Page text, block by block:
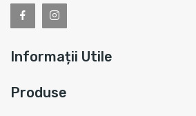
Informații Utile
Produse